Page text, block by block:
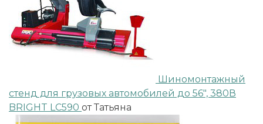
Шиномонтажный
стенд для грузовых автомобилей до 56", 380В
BRIGHT LC590 от Татьяна